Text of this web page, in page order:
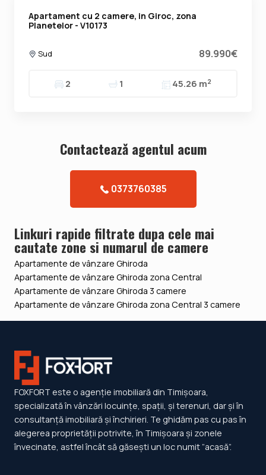
Apartament cu 2 camere, in Giroc, zona
Planetelor - V10173
Sud 89.990€
2 1 45.26 m2
Contacteazǎ agentul acum
0373760385
Linkuri rapide filtrate dupa cele mai
cautate zone si numarul de camere
Apartamente de vânzare Ghiroda
Apartamente de vânzare Ghiroda zona Central
Apartamente de vânzare Ghiroda 3 camere
Apartamente de vânzare Ghiroda zona Central 3 camere
FOXFORT este o agenție imobiliară din Timișoara,
specializată în vânzări locuințe, spații, și terenuri, dar și în
consultanță imobiliară și închirieri. Te ghidăm pas cu pas în
alegerea proprietății potrivite, în Timișoara și zonele
învecinate, astfel încât să găsești un loc numit ”acasă”.